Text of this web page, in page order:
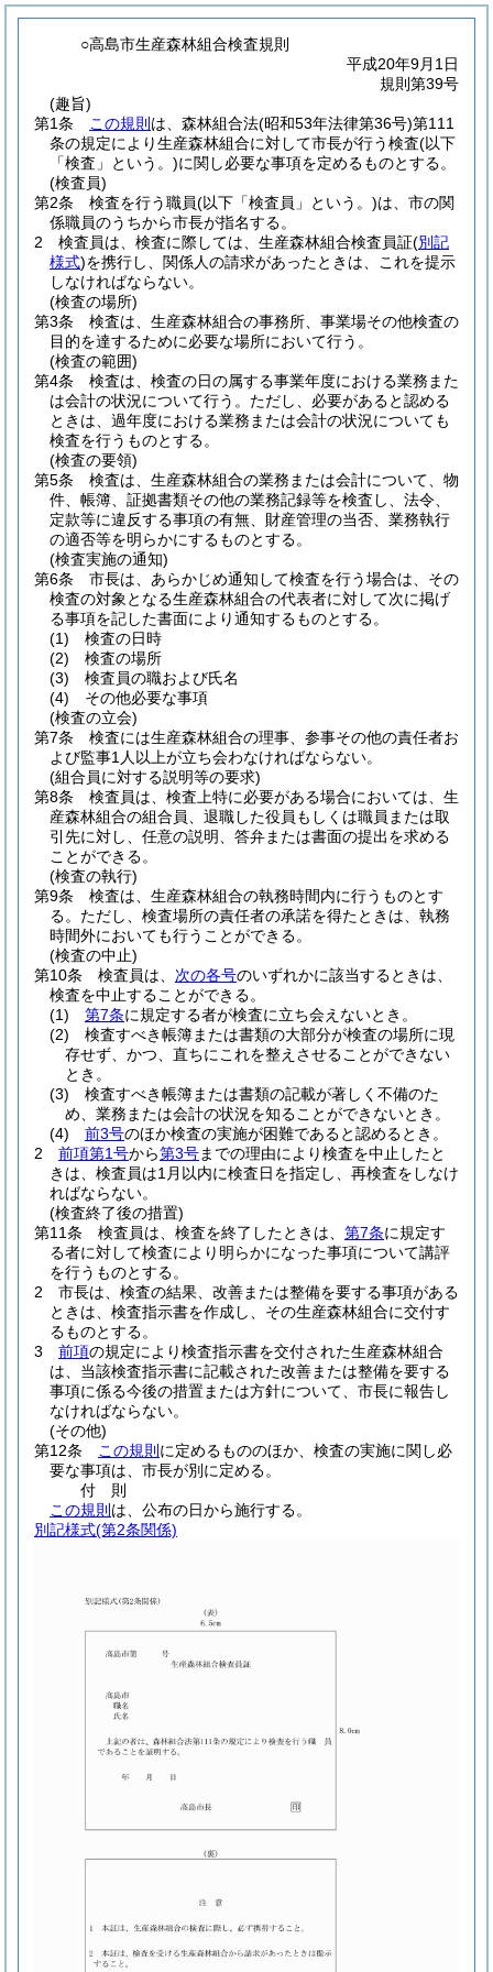
○高島市生産森林組合検査規則
平成20年9月1日
規則第39号
(趣旨)
第1条
この規則 は、森林組合法(昭和53年法律第36号)第111
条の規定により生産森林組合に対して市長が行う検査(以下
「検査」という。)に関し必要な事項を定めるものとする。
(検査員)
第2条
検査を行う職員(以下「検査員」という。)は、市の関
係職員のうちから市長が指名する。
2
検査員は、検査に際しては、生産森林組合検査員証(別記
様式)を携行し、関係人の請求があったときは、これを提示
しなければならない。
(検査の場所)
第3条
検査は、生産森林組合の事務所、事業場その他検査の
目的を達するために必要な場所において行う。
(検査の範囲)
第4条
検査は、検査の日の属する事業年度における業務また
は会計の状況について行う。 ただし、必要があると認める
ときは、過年度における業務または会計の状況についても
検査を行うものとする。
(検査の要領)
第5条
検査は、生産森林組合の業務または会計について、物
件、帳簿、証拠書類その他の業務記録等を検査し、法令、
定款等に違反する事項の有無、財産管理の当否、業務執行
の適否等を明らかにするものとする。
(検査実施の通知)
第6条
市長は、あらかじめ通知して検査を行う場合は、その
検査の対象となる生産森林組合の代表者に対して次に掲げ
る事項を記した書面により通知するものとする。
(1)
検査の日時
(2)
検査の場所
(3)
検査員の職および氏名
(4)
その他必要な事項
(検査の立会)
第7条
検査には生産森林組合の理事、参事その他の責任者お
よび監事1人以上が立ち会わなければならない。
(組合員に対する説明等の要求)
第8条
検査員は、検査上特に必要がある場合においては、生
産森林組合の組合員、退職した役員もしくは職員または取
引先に対し、任意の説明、答弁または書面の提出を求める
ことができる。
(検査の執行)
第9条
検査は、生産森林組合の執務時間内に行うものとす
る。 ただし、検査場所の責任者の承諾を得たときは、執務
時間外においても行うことができる。
(検査の中止)
第10条
検査員は、 次の各号のいずれかに該当するときは、
検査を中止することができる。
(1)
第7条に規定する者が検査に立ち会えないとき。
(2)
検査すべき帳簿または書類の大部分が検査の場所に現
存せず、かつ、直ちにこれを整えさせることができない
とき。
(3)
検査すべき帳簿または書類の記載が著しく不備のた
め、業務または会計の状況を知ることができないとき。
(4)
前3号のほか検査の実施が困難であると認めるとき。
2
前項第1号から第3号までの理由により検査を中止したと
きは、検査員は1月以内に検査日を指定し、再検査をしなけ
ればならない。
(検査終了後の措置)
第11条
検査員は、検査を終了したときは、 第7条に規定す
る者に対して検査により明らかになった事項について講評
を行うものとする。
2
市長は、検査の結果、改善または整備を要する事項がある
ときは、検査指示書を作成し、その生産森林組合に交付す
るものとする。
3
前項の規定により検査指示書を交付された生産森林組合
は、当該検査指示書に記載された改善または整備を要する
事項に係る今後の措置または方針について、市長に報告し
なければならない。
(その他)
第12条
この規則 に定めるもののほか、検査の実施に関し必
要な事項は、市長が別に定める。
付 則
この規則 は、公布の日から施行する。
別記様式(第2条関係)